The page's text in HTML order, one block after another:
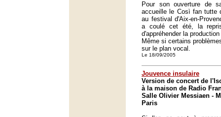
Pour son ouverture de
accueille le Così fan tutte
au festival d'Aix-en-
a coulé cet été, la
d'appréhender la
Même si certains
sur le plan vocal.
Le 18/09/2005
Jouvence insulaire
Version de concert de
à la maison de Radio
Salle Olivier Messiaen -
Paris